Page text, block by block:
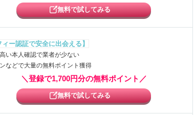
無料で試してみる
ィー認証で安全に出会える】
い本人確認で業者が少ない
などで大量の無料ポイント獲得
＼登録で1,700円分の無料ポイント／
無料で試してみる